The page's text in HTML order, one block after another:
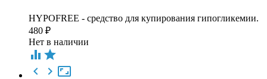
​HYPOFREE - средство для купирования гипогликемии.
480 ₽
Нет в наличии
 

 